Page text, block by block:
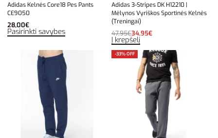
Adidas Kelnės Core18 Pes Pants
CE9050
28,00€
Pasirinkti savybes
Adidas 3-Stripes DK H12210 |
Mėlynos Vyriškos Sportinės Kelnės
(Treningai)
47,95€34,95€
Į krepšelį
-33% OFF